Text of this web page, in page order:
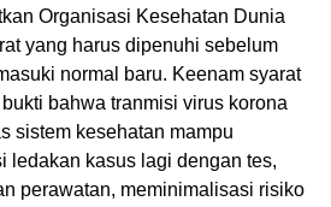
Organisasi Kesehatan Dunia
yang harus dipenuhi sebelum
normal baru. Keenam syarat
bahwa tranmisi virus korona
sistem kesehatan mampu
ledakan kasus lagi dengan tes,
perawatan, meminimalisasi risiko